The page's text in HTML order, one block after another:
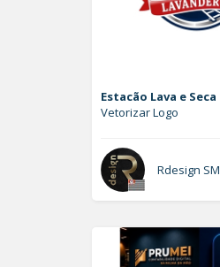
Estacão Lava e Seca
Vetorizar Logo
Rdesign SM